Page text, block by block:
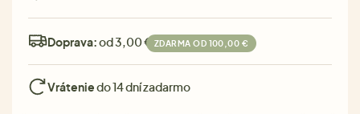
Doprava:od 3,00 € ZDARMA OD 100,00 €
Vráteniedo 14 dní zadarmo